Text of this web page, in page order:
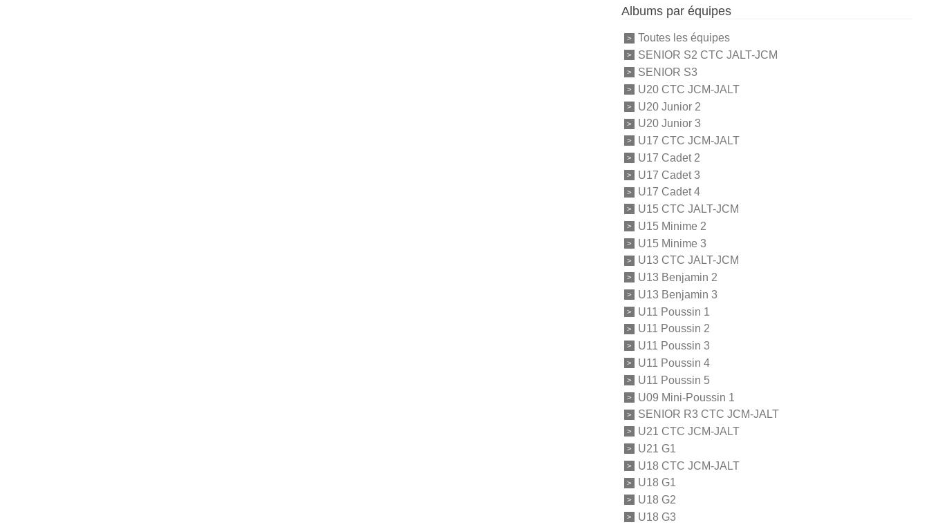
Albums par équipes
Toutes les équipes
SENIOR S2 CTC JALT-JCM
SENIOR S3
U20 CTC JCM-JALT
U20 Junior 2
U20 Junior 3
U17 CTC JCM-JALT
U17 Cadet 2
U17 Cadet 3
U17 Cadet 4
U15 CTC JALT-JCM
U15 Minime 2
U15 Minime 3
U13 CTC JALT-JCM
U13 Benjamin 2
U13 Benjamin 3
U11 Poussin 1
U11 Poussin 2
U11 Poussin 3
U11 Poussin 4
U11 Poussin 5
U09 Mini-Poussin 1
SENIOR R3 CTC JCM-JALT
U21 CTC JCM-JALT
U21 G1
U18 CTC JCM-JALT
U18 G1
U18 G2
U18 G3